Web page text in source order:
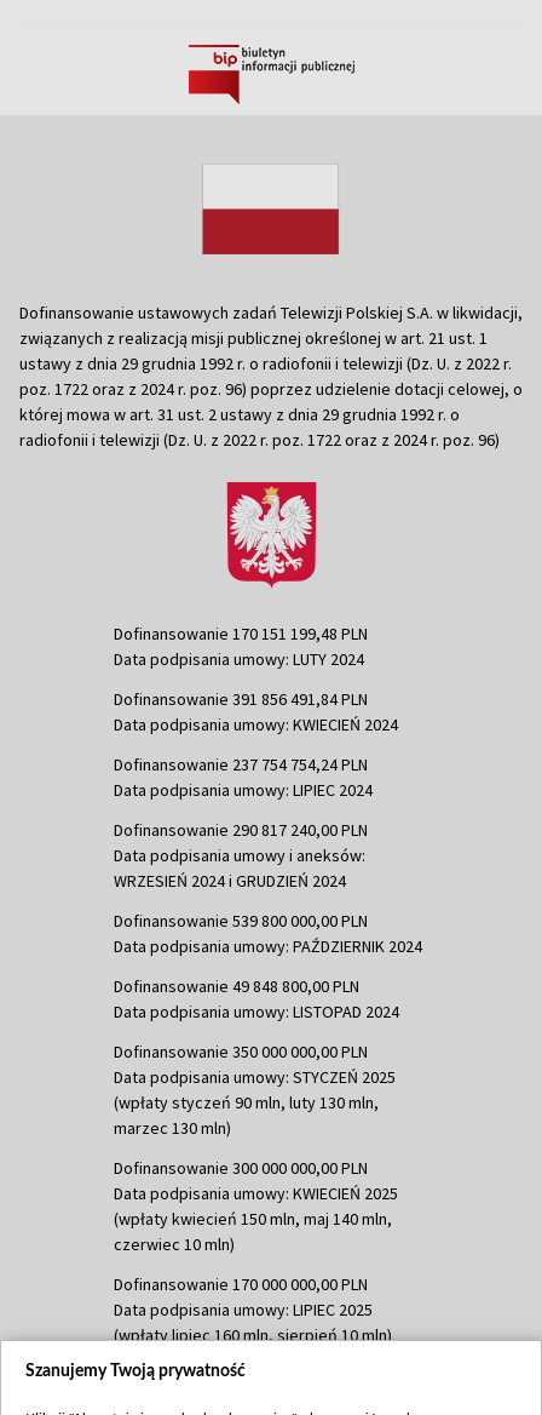
Dofinansowanie ustawowych zadań Telewizji Polskiej S.A. w likwidacji,
związanych z realizacją misji publicznej określonej w art. 21 ust. 1
ustawy z dnia 29 grudnia 1992 r. o radiofonii i telewizji (Dz. U. z 2022 r.
poz. 1722 oraz z 2024 r. poz. 96) poprzez udzielenie dotacji celowej, o
której mowa w art. 31 ust. 2 ustawy z dnia 29 grudnia 1992 r. o
radiofonii i telewizji (Dz. U. z 2022 r. poz. 1722 oraz z 2024 r. poz. 96)
Dofinansowanie 170 151 199,48 PLN
Data podpisania umowy: LUTY 2024
Dofinansowanie 391 856 491,84 PLN
Data podpisania umowy: KWIECIEŃ 2024
Dofinansowanie 237 754 754,24 PLN
Data podpisania umowy: LIPIEC 2024
Dofinansowanie 290 817 240,00 PLN
Data podpisania umowy i aneksów:
WRZESIEŃ 2024 i GRUDZIEŃ 2024
Dofinansowanie 539 800 000,00 PLN
Data podpisania umowy: PAŹDZIERNIK 2024
Dofinansowanie 49 848 800,00 PLN
Data podpisania umowy: LISTOPAD 2024
Dofinansowanie 350 000 000,00 PLN
Data podpisania umowy: STYCZEŃ 2025
(wpłaty styczeń 90 mln, luty 130 mln,
marzec 130 mln)
Dofinansowanie 300 000 000,00 PLN
Data podpisania umowy: KWIECIEŃ 2025
(wpłaty kwiecień 150 mln, maj 140 mln,
czerwiec 10 mln)
Dofinansowanie 170 000 000,00 PLN
Data podpisania umowy: LIPIEC 2025
(wpłaty lipiec 160 mln, sierpień 10 mln)
Dofinansowanie 60 000 000,00 PLN
Szanujemy Twoją prywatność